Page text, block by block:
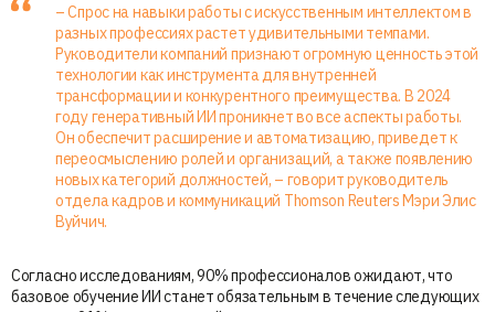
– Спрос на навыки работы с искусственным интеллектом в
разных профессиях растет удивительными темпами.
Руководители компаний признают огромную ценность этой
технологии как инструмента для внутренней
трансформации и конкурентного преимущества. В 2024
году генеративный ИИ проникнет во все аспекты работы.
Он обеспечит расширение и автоматизацию, приведет к
переосмыслению ролей и организаций, а также появлению
новых категорий должностей, – говорит руководитель
отдела кадров и коммуникаций Thomson Reuters Мэри Элис
Вуйчич.
Согласно исследованиям, 90% профессионалов ожидают, что
базовое обучение ИИ станет обязательным в течение следующих